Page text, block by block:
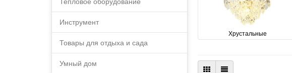
Инструмент
Товары для отдыха и сада
Умный дом
Хрустальные